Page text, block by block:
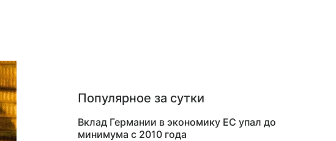
Популярное за сутки
Вклад Германии в экономику ЕС упал до
минимума с 2010 года